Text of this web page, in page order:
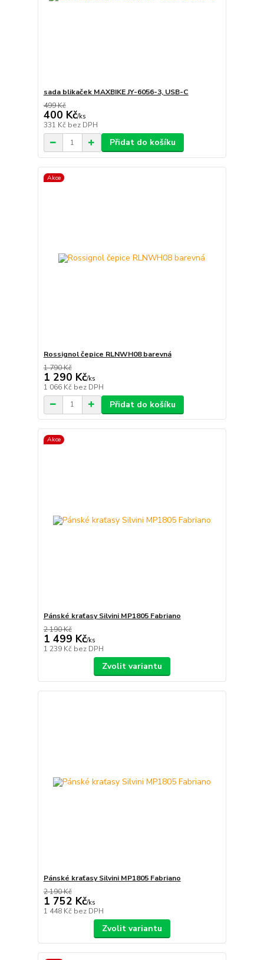
sada blikaček MAXBIKE JY-6056-3, USB-C
499 Kč
400 Kč/ks
331 Kč bez DPH
Přidat do košíku
Akce
Rossignol čepice RLNWH08 barevná
1 790 Kč
1 290 Kč/ks
1 066 Kč bez DPH
Přidat do košíku
Akce
Pánské kraťasy Silvini MP1805 Fabriano
2 190 Kč
1 499 Kč/ks
1 239 Kč bez DPH
Zvolit variantu
Pánské kraťasy Silvini MP1805 Fabriano
2 190 Kč
1 752 Kč/ks
1 448 Kč bez DPH
Zvolit variantu